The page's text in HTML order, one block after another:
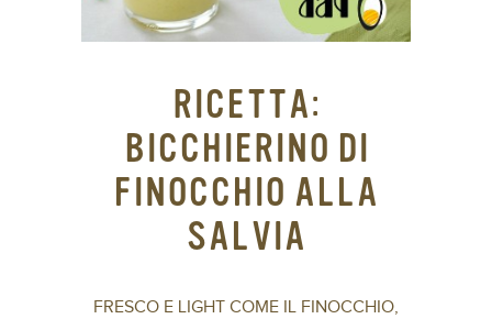
RICETTA:
BICCHIERINO DI
FINOCCHIO ALLA
SALVIA
FRESCO E LIGHT COME IL FINOCCHIO,